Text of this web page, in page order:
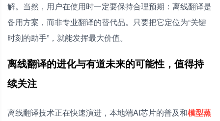
解。当然，用户在使用时一定要保持合理预期：离线翻译是
备用方案，而非专业翻译的替代品。只要把它定位为“关键
时刻的助手”，就能发挥最大价值。
离线翻译的进化与有道未来的可能性，值得持
续关注
离线翻译技术正在快速演进，本地端AI芯片的普及和模型蒸